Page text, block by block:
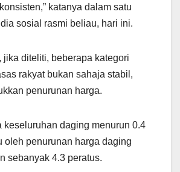
katanya dalam satu
sosial rasmi beliau, hari ini.
jika diteliti, beberapa kategori
rakyat bukan sahaja stabil,
penurunan harga.
keseluruhan daging menurun 0.4
oleh penurunan harga daging
sebanyak 4.3 peratus.